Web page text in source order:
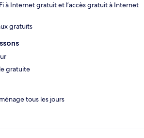
à Internet gratuit et l’accès gratuit à Internet
gratuits
gratuite
tous les jours